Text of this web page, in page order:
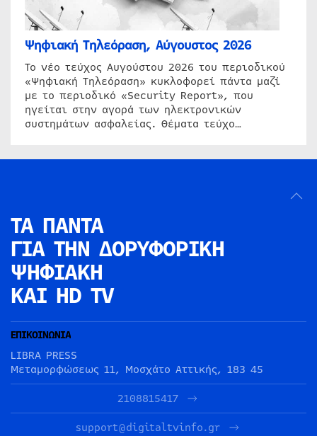
Ψηφιακή Τηλεόραση, Αύγουστος 2026
Το νέο τεύχος Αυγούστου 2026 του περιοδικού
«Ψηφιακή Τηλεόραση» κυκλοφορεί πάντα μαζί
με το περιοδικό «Security Report», που
ηγείται στην αγορά των ηλεκτρονικών
συστημάτων ασφαλείας. Θέματα τεύχο…
ΤΑ ΠΑΝΤΑ
ΓΙΑ ΤΗΝ ΔΟΡΥΦΟΡΙΚΗ
ΨΗΦΙΑΚΗ
ΚΑΙ HD TV
ΕΠΙΚΟΙΝΩΝΙΑ
LIBRA PRESS
Μεταμορφώσεως 11, Μοσχάτο Αττικής, 183 45
2108815417
support@digitaltvinfo.gr